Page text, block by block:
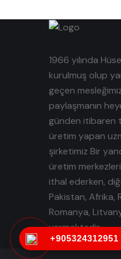
+905324312951
1966 yılında
kurulmuş olup
geçen
paylaşmanın
günden itibaren
üretim yapan
şirketimiz Bir
üretim
ithal ederken,
Pakistan, Afrika,
Romanya,
vermektedir.